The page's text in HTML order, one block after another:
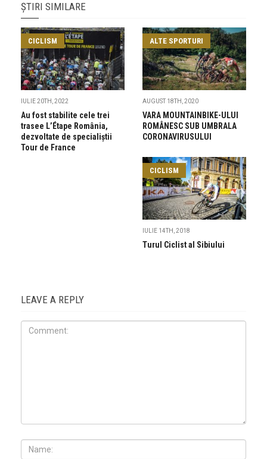
ȘTIRI SIMILARE
CICLISM
IULIE 20TH, 2022
Au fost stabilite cele trei
trasee L’Étape România,
dezvoltate de specialiștii
Tour de France
ALTE SPORTURI
AUGUST 18TH, 2020
VARA MOUNTAINBIKE-ULUI
ROMÂNESC SUB UMBRALA
CORONAVIRUSULUI
CICLISM
IULIE 14TH, 2018
Turul Ciclist al Sibiului
LEAVE A REPLY